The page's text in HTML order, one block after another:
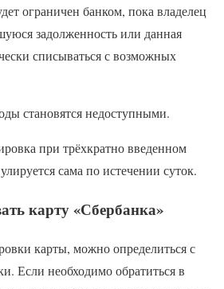
ограничен банком, пока владелец
задолженность или данная
списываться с возможных
становятся недоступными.
при трёхкратно введенном
сама по истечении суток.
карту «Сбербанка»
карты, можно определиться с
Если необходимо обратиться в